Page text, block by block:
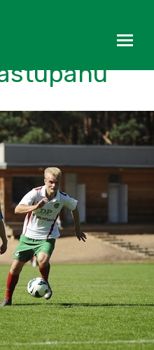
liidritele